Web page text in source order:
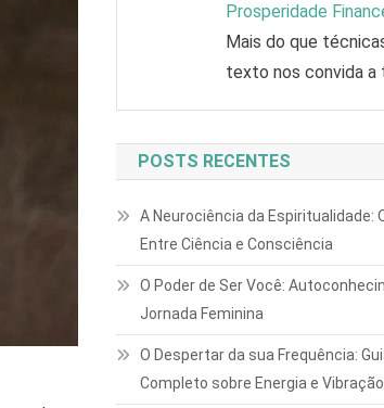
Prosperidade
Mais do que
texto nos convida a
POSTS RECENTES
A Neurociência da Espiritualidade:
Entre Ciência e Consciência
O Poder de Ser Você:
Jornada Feminina
O Despertar da sua Frequência:
Completo sobre Energia e Vibração